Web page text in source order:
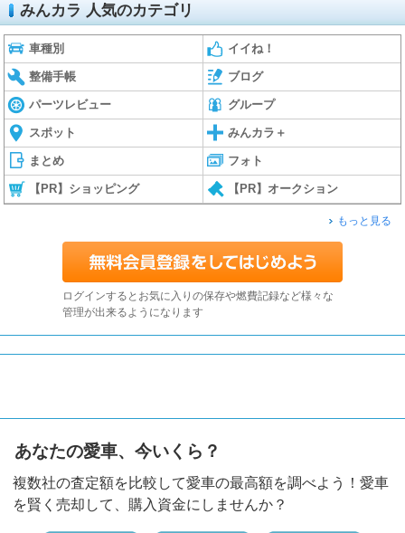
みんカラ 人気のカテゴリ
車種別 イイね！
整備手帳 ブログ
パーツレビュー グループ
スポット みんカラ＋
まとめ フォト
【PR】ショッピング 【PR】オークション
もっと見る
ログインするとお気に入りの保存や燃費記録など様々な
管理が出来るようになります
あなたの愛車、今いくら？
複数社の査定額を比較して愛車の最高額を調べよう！愛車
を賢く売却して、購入資金にしませんか？